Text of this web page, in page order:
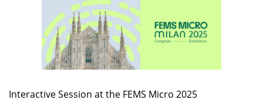
Interactive Session at the FEMS Micro 2025